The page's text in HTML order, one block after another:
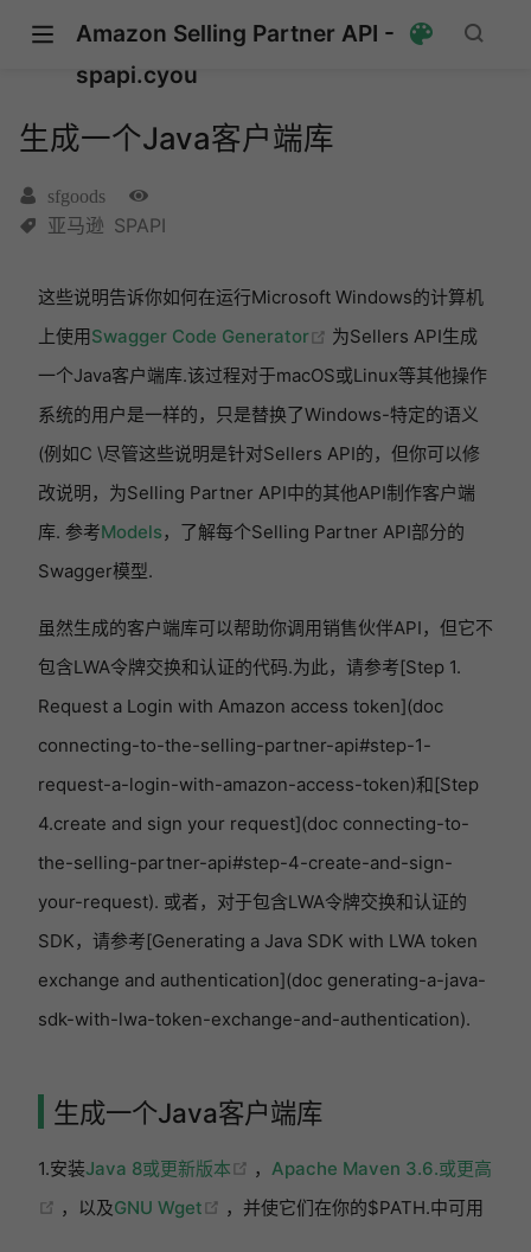
Amazon Selling Partner API -
spapi.cyou
生成一个Java客户端库
sfgoods
亚马逊 SPAPI
这些说明告诉你如何在运行Microsoft Windows的计算机
上使用 Swagger Code Generator (opens new window)
为Sellers API生成
一个Java客户端库.该过程对于macOS或Linux等其他操作
系统的用户是一样的，只是替换了Windows-特定的语义
(例如C \尽管这些说明是针对Sellers API的，但你可以修
改说明，为Selling Partner API中的其他API制作客户端
库. 参考Models，了解每个Selling Partner API部分的
Swagger模型.
虽然生成的客户端库可以帮助你调用销售伙伴API，但它不
包含LWA令牌交换和认证的代码.为此，请参考[Step 1.
Request a Login with Amazon access token](doc
connecting-to-the-selling-partner-api#step-1-
request-a-login-with-amazon-access-token)和[Step
4.create and sign your request](doc connecting-to-
the-selling-partner-api#step-4-create-and-sign-
your-request). 或者，对于包含LWA令牌交换和认证的
SDK，请参考[Generating a Java SDK with LWA token
exchange and authentication](doc generating-a-java-
sdk-with-lwa-token-exchange-and-authentication).
生成一个Java客户端库
1.安装Java 8或更新版本 (opens new window)
， Apache Maven 3.6.或更高
(opens new window)
，以及GNU Wget (opens new window)
，并使它们在你的$PATH.中可用